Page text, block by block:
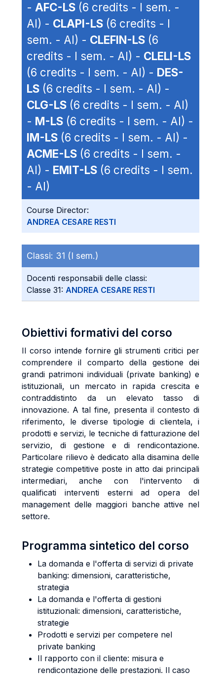
- AFC-LS (6 credits - I sem. -
AI) - CLAPI-LS (6 credits - I
sem. - AI) - CLEFIN-LS (6
credits - I sem. - AI) - CLELI-LS
(6 credits - I sem. - AI) - DES-
LS (6 credits - I sem. - AI) -
CLG-LS (6 credits - I sem. - AI)
- M-LS (6 credits - I sem. - AI) -
IM-LS (6 credits - I sem. - AI) -
ACME-LS (6 credits - I sem. -
AI) - EMIT-LS (6 credits - I sem.
- AI)
Course Director:
ANDREA CESARE RESTI
Classi: 31 (I sem.)
Docenti responsabili delle classi:
Classe 31: ANDREA CESARE RESTI
Obiettivi formativi del corso
Il corso intende fornire gli strumenti critici per
comprendere il comparto della gestione dei
grandi patrimoni individuali (private banking) e
istituzionali, un mercato in rapida crescita e
contraddistinto da un elevato tasso di
innovazione. A tal fine, presenta il contesto di
riferimento, le diverse tipologie di clientela, i
prodotti e servizi, le tecniche di fatturazione del
servizio, di gestione e di rendicontazione.
Particolare rilievo è dedicato alla disamina delle
strategie competitive poste in atto dai principali
intermediari, anche con l'intervento di
qualificati interventi esterni ad opera del
management delle maggiori banche attive nel
settore.
Programma sintetico del corso
La domanda e l'offerta di servizi di private
banking: dimensioni, caratteristiche,
strategia
La domanda e l'offerta di gestioni
istituzionali: dimensioni, caratteristiche,
strategie
Prodotti e servizi per competere nel
private banking
Il rapporto con il cliente: misura e
rendicontazione delle prestazioni. Il caso